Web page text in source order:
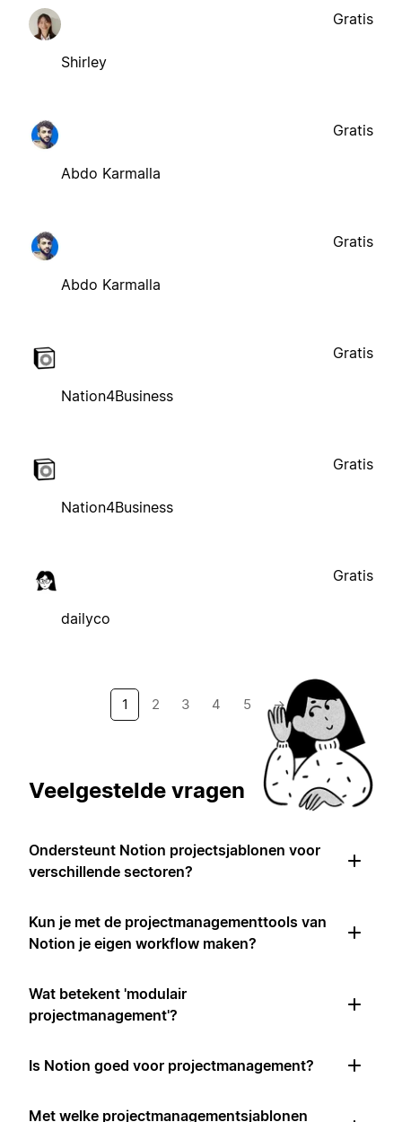
Shirley
Gratis
Abdo Karmalla
Gratis
Abdo Karmalla
Gratis
Nation4Business
Gratis
Nation4Business
Gratis
dailyco
Gratis
1 2 3 4 5 →
Veelgestelde vragen
Ondersteunt Notion projectsjablonen voor
verschillende sectoren?
Kun je met de projectmanagementtools van
Notion je eigen workflow maken?
Wat betekent 'modulair
projectmanagement'?
Is Notion goed voor projectmanagement?
Met welke projectmanagementsjablonen